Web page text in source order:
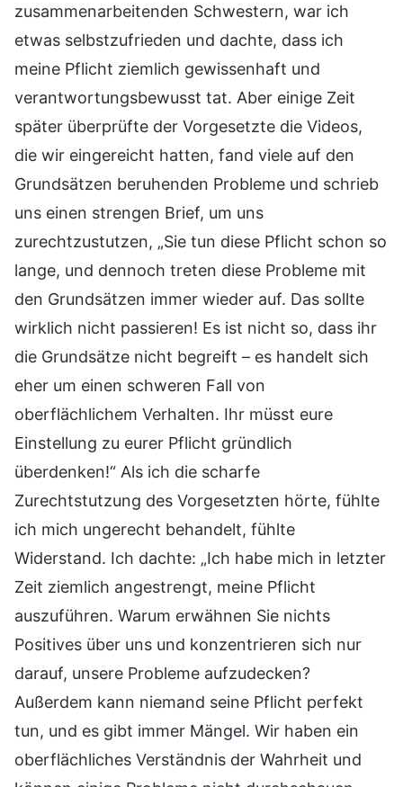
zusammenarbeitenden Schwestern, war ich
etwas selbstzufrieden und dachte, dass ich
meine Pflicht ziemlich gewissenhaft und
verantwortungsbewusst tat. Aber einige Zeit
später überprüfte der Vorgesetzte die Videos,
die wir eingereicht hatten, fand viele auf den
Grundsätzen beruhenden Probleme und schrieb
uns einen strengen Brief, um uns
zurechtzustutzen, „Sie tun diese Pflicht schon so
lange, und dennoch treten diese Probleme mit
den Grundsätzen immer wieder auf. Das sollte
wirklich nicht passieren! Es ist nicht so, dass ihr
die Grundsätze nicht begreift – es handelt sich
eher um einen schweren Fall von
oberflächlichem Verhalten. Ihr müsst eure
Einstellung zu eurer Pflicht gründlich
überdenken!“ Als ich die scharfe
Zurechtstutzung des Vorgesetzten hörte, fühlte
ich mich ungerecht behandelt, fühlte
Widerstand. Ich dachte: „Ich habe mich in letzter
Zeit ziemlich angestrengt, meine Pflicht
auszuführen. Warum erwähnen Sie nichts
Positives über uns und konzentrieren sich nur
darauf, unsere Probleme aufzudecken?
Außerdem kann niemand seine Pflicht perfekt
tun, und es gibt immer Mängel. Wir haben ein
oberflächliches Verständnis der Wahrheit und